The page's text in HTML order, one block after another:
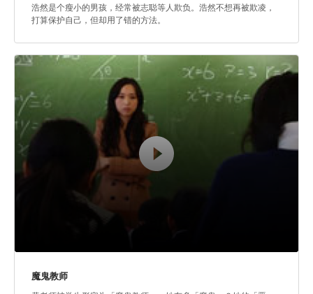
浩然是个瘦小的男孩，经常被志聪等人欺负。浩然不想再被欺凌，
打算保护自己，但却用了错的方法。
魔鬼教师